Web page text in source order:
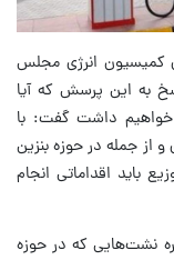
کمیسیون انرژی مجلس
به این پرسش که آیا
خواهیم داشت گفت: با
از جمله در حوزه بنزین
باید اقداماتی انجام
نشت‌هایی که در حوزه